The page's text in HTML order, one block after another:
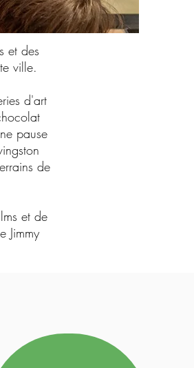
et des
ville.
d'art
pause
de
et de
Jimmy